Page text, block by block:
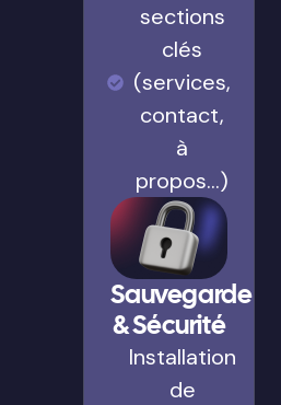
sections
clés
(services,
contact,
à
propos…)
Sauvegarde
& Sécurité
Installation
de